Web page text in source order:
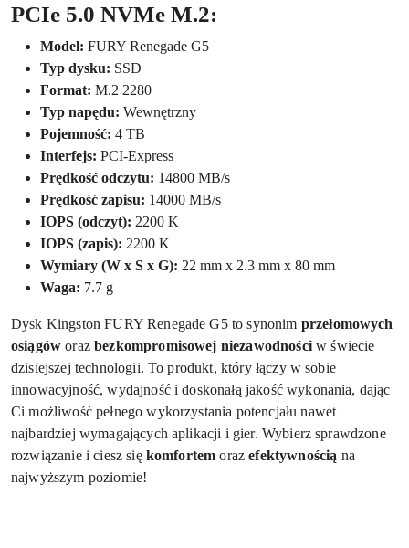
PCIe 5.0 NVMe M.2:
Model: FURY Renegade G5
Typ dysku: SSD
Format: M.2 2280
Typ napędu: Wewnętrzny
Pojemność: 4 TB
Interfejs: PCI-Express
Prędkość odczytu: 14800 MB/s
Prędkość zapisu: 14000 MB/s
IOPS (odczyt): 2200 K
IOPS (zapis): 2200 K
Wymiary (W x S x G): 22 mm x 2.3 mm x 80 mm
Waga: 7.7 g
Dysk Kingston FURY Renegade G5 to synonim przełomowych
osiągów orazbezkompromisowej niezawodnościw świecie
dzisiejszej technologii. To produkt, który łączy w sobie
innowacyjność, wydajność i doskonałą jakość wykonania, dając
Ci możliwość pełnego wykorzystania potencjału nawet
najbardziej wymagających aplikacji i gier. Wybierz sprawdzone
rozwiązanie i ciesz się komfortem orazefektywnością na
najwyższym poziomie!